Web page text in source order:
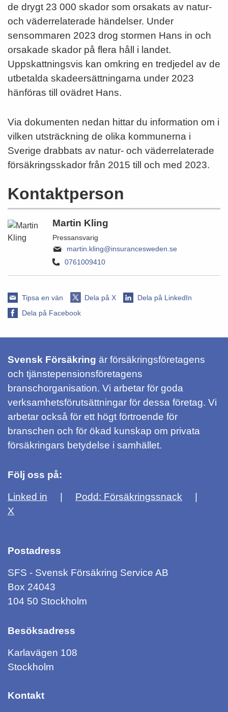
de drygt 23 000 skador som orsakats av natur-
och väderrelaterade händelser. Under
sensommaren 2023 drog stormen Hans in och
orsakade skador på flera håll i landet.
Uppskattningsvis kan omkring en tredjedel av de
utbetalda skadeersättningarna under 2023
hänföras till ovädret Hans.
Via dokumenten nedan hittar du information om i
vilken utsträckning de olika kommunerna i
Sverige drabbats av natur- och väderrelaterade
försäkringsskador från 2015 till och med 2023.
Kontaktperson
Martin Kling
Pressansvarig
martin.kling@insurancesweden.se
0761009410
Tipsa en vän Dela på X
Dela på LinkedIn
Dela på Facebook
Svensk Försäkring är försäkringsföretagens
och tjänstepensionsföretagens
branschorganisation. Vi arbetar för goda
verksamhetsförutsättningar för dessa företag. Vi
arbetar också för ett högt förtroende för
branschen och för ökad kunskap om privata
försäkringars betydelse i samhället.
Följ oss på:
Linked in
Podd: Försäkringssnack
X
Postadress
SFS - Svensk Försäkring Service AB
Box 24043
104 50 Stockholm
Besöksadress
Karlavägen 108
Stockholm
Kontakt